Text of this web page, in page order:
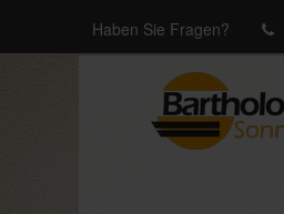
Haben Sie Fragen?